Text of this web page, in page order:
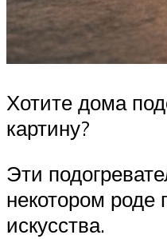
Хотите дома
картину?
Эти
некотором роде
искусства.